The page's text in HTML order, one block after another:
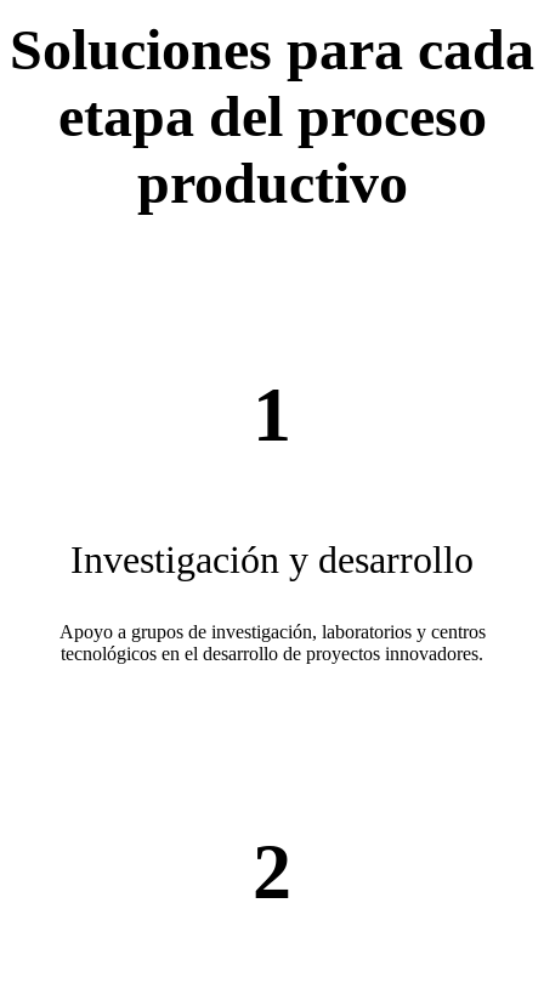
Soluciones para cada
etapa del proceso
productivo
1
Investigación y desarrollo
Apoyo a grupos de investigación, laboratorios y centros
tecnológicos en el desarrollo de proyectos innovadores.
2